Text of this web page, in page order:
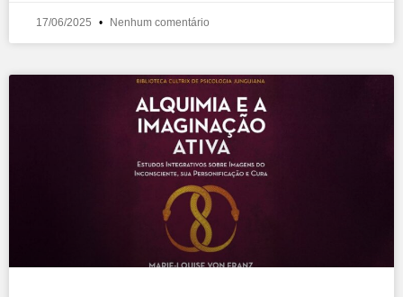
17/06/2025 Nenhum comentário